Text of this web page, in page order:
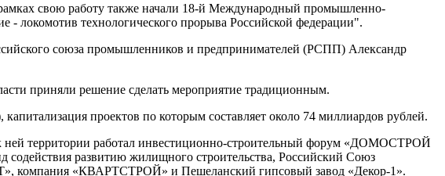
свою работу также начали 18-й Международный промышленно-
локомотив технологического прорыва Российской федерации".
союза промышленников и предпринимателей (РСПП) Александр
приняли решение сделать мероприятие традиционным.
проектов по которым составляет около 74 миллиардов рублей.
ней территории работал инвестиционно-строительный форум «ДОМОСТРОЙ
развитию жилищного строительства, Российский Союз
компания «КВАРТСТРОЙ» и Пешеланский гипсовый завод «Декор-1».